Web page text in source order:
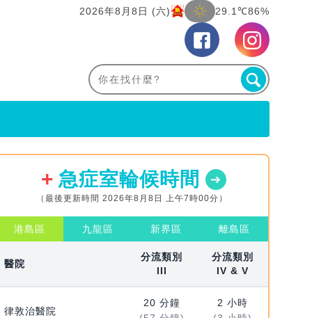
2026年8月8日 (六) 29.1℃86%
急症室輪候時間
（最後更新時間 2026年8月8日 上午7時00分）
港島區 九龍區 新界區 離島區
醫院
分流類別
III
分流類別
IV & V
律敦治醫院
20 分鐘
2 小時